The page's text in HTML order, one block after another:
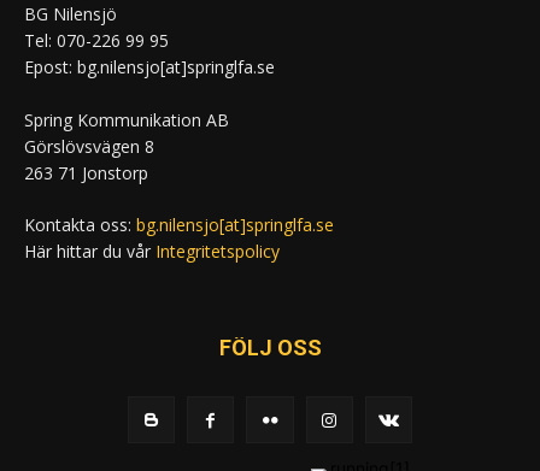
BG Nilensjö
Tel: 070-226 99 95
Epost: bg.nilensjo[at]springlfa.se
Spring Kommunikation AB
Görslövsvägen 8
263 71 Jonstorp
Kontakta oss: bg.nilensjo[at]springlfa.se
Här hittar du vår Integritetspolicy
FÖLJ OSS